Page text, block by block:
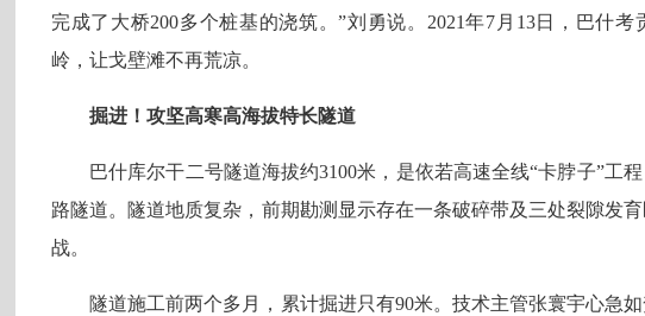
完成了大桥200多个桩基的浇筑。”刘勇说。2021年7月13日，巴什
岭，让戈壁滩不再荒凉。
掘进！攻坚高寒高海拔特长隧道
巴什库尔干二号隧道海拔约3100米，是依若高速全线“卡脖子”工
路隧道。隧道地质复杂，前期勘测显示存在一条破碎带及三处裂隙发
战。
隧道施工前两个多月，累计掘进只有90米。技术主管张寰宇心急